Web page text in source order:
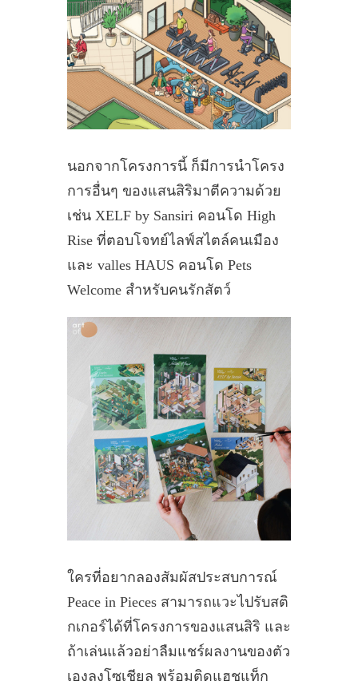
นอกจากโครงการนี้ ก็มีการนำโครง
การอื่นๆ ของแสนสิริมาตีความด้วย
เช่น XELF by Sansiri คอนโด High
Rise ที่ตอบโจทย์ไลฟ์สไตล์คนเมือง
และ valles HAUS คอนโด Pets
Welcome สำหรับคนรักสัตว์
ใครที่อยากลองสัมผัสประสบการณ์
Peace in Pieces สามารถแวะไปรับสติ
กเกอร์ได้ที่โครงการของแสนสิริ และ
ถ้าเล่นแล้วอย่าลืมแชร์ผลงานของตัว
เองลงโซเชียล พร้อมติดแฮชแท็ก